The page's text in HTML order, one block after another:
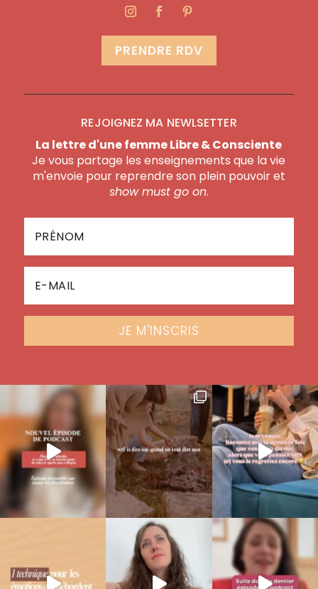
PRENDRE RDV
REJOIGNEZ MA NEWLSETTER
La lettre d'une femme Libre & Consciente
Je vous partage les enseignements que la vie
m'envoie pour reprendre son plein pouvoir et
show must go on.
JE M'INSCRIS